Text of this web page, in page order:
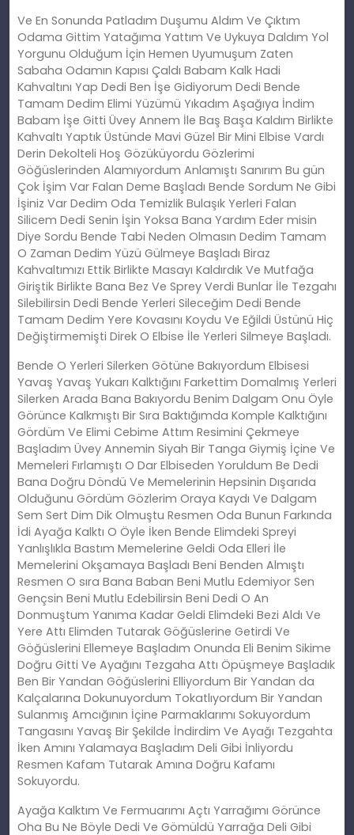
Ve En Sonunda Patladım Duşumu Aldım Ve Çıktım
Odama Gittim Yatağıma Yattım Ve Uykuya Daldım Yol
Yorgunu Olduğum İçin Hemen Uyumuşum Zaten
Sabaha Odamın Kapısı Çaldı Babam Kalk Hadi
Kahvaltını Yap Dedi Ben İşe Gidiyorum Dedi Bende
Tamam Dedim Elimi Yüzümü Yıkadım Aşağıya İndim
Babam İşe Gitti Üvey Annem İle Baş Başa Kaldım Birlikte
Kahvaltı Yaptık Üstünde Mavi Güzel Bir Mini Elbise Vardı
Derin Dekolteli Hoş Gözüküyordu Gözlerimi
Göğüslerinden Alamıyordum Anlamıştı Sanırım Bu gün
Çok İşim Var Falan Deme Başladı Bende Sordum Ne Gibi
İşiniz Var Dedim Oda Temizlik Bulaşık Yerleri Falan
Silicem Dedi Senin İşin Yoksa Bana Yardım Eder misin
Diye Sordu Bende Tabi Neden Olmasın Dedim Tamam
O Zaman Dedim Yüzü Gülmeye Başladı Biraz
Kahvaltımızı Ettik Birlikte Masayı Kaldırdık Ve Mutfağa
Giriştik Birlikte Bana Bez Ve Sprey Verdi Bunlar İle Tezgahı
Silebilirsin Dedi Bende Yerleri Sileceğim Dedi Bende
Tamam Dedim Yere Kovasını Koydu Ve Eğildi Üstünü Hiç
Değiştirmemişti Direk O Elbise İle Yerleri Silmeye Başladı.
Bende O Yerleri Silerken Götüne Bakıyordum Elbisesi
Yavaş Yavaş Yukarı Kalktığını Farkettim Domalmış Yerleri
Silerken Arada Bana Bakıyordu Benim Dalgam Onu Öyle
Görünce Kalkmıştı Bir Sıra Baktığımda Komple Kalktığını
Gördüm Ve Elimi Cebime Attım Resimini Çekmeye
Başladım Üvey Annemin Siyah Bir Tanga Giymiş İçine Ve
Memeleri Fırlamıştı O Dar Elbiseden Yoruldum Be Dedi
Bana Doğru Döndü Ve Memelerinin Hepsinin Dışarıda
Olduğunu Gördüm Gözlerim Oraya Kaydı Ve Dalgam
Sem Sert Dim Dik Olmuştu Resmen Oda Bunun Farkında
İdi Ayağa Kalktı O Öyle İken Bende Elimdeki Spreyi
Yanlışlıkla Bastım Memelerine Geldi Oda Elleri İle
Memelerini Okşamaya Başladı Beni Benden Almıştı
Resmen O sıra Bana Baban Beni Mutlu Edemiyor Sen
Gençsin Beni Mutlu Edebilirsin Beni Dedi O An
Donmuştum Yanıma Kadar Geldi Elimdeki Bezi Aldı Ve
Yere Attı Elimden Tutarak Göğüslerine Getirdi Ve
Göğüslerini Ellemeye Başladım Onunda Eli Benim Sikime
Doğru Gitti Ve Ayağını Tezgaha Attı Öpüşmeye Başladık
Ben Bir Yandan Göğüslerini Elliyordum Bir Yandan da
Kalçalarına Dokunuyordum Tokatlıyordum Bir Yandan
Sulanmış Amcığının İçine Parmaklarımı Sokuyordum
Tangasını Yavaş Bir Şekilde İndirdim Ve Ayağı Tezgahta
İken Amını Yalamaya Başladım Deli Gibi İnliyordu
Resmen Kafam Tutarak Amına Doğru Kafamı
Sokuyordu.
Ayağa Kalktım Ve Fermuarımı Açtı Yarrağımı Görünce
Oha Bu Ne Böyle Dedi Ve Gömüldü Yarrağa Deli Gibi